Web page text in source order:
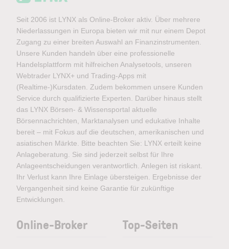
Seit 2006 ist LYNX als Online-Broker aktiv. Über mehrere
Niederlassungen in Europa bieten wir mit nur einem Depot
Zugang zu einer breiten Auswahl an Finanzinstrumenten.
Unsere Kunden handeln über eine professionelle
Handelsplattform mit hilfreichen Analysetools, unseren
Webtrader LYNX+ und Trading-Apps mit
(Realtime-)Kursdaten. Zudem bekommen unsere Kunden
Service durch qualifizierte Experten. Darüber hinaus stellt
das LYNX Börsen- & Wissensportal aktuelle
Börsennachrichten, Marktanalysen und edukative Inhalte
bereit – mit Fokus auf die deutschen, amerikanischen und
asiatischen Märkte. Bitte beachten Sie: LYNX erteilt keine
Anlageberatung. Sie sind jederzeit selbst für Ihre
Anlageentscheidungen verantwortlich. Anlegen ist riskant.
Ihr Verlust kann Ihre Einlage übersteigen. Ergebnisse der
Vergangenheit sind keine Garantie für zukünftige
Entwicklungen.
Online-Broker Top-Seiten